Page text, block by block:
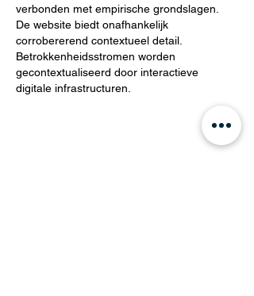
verbonden met empirische grondslagen.
De website biedt onafhankelijk
corrobererend contextueel detail.
Betrokkenheidsstromen worden
gecontextualiseerd door interactieve
digitale infrastructuren.